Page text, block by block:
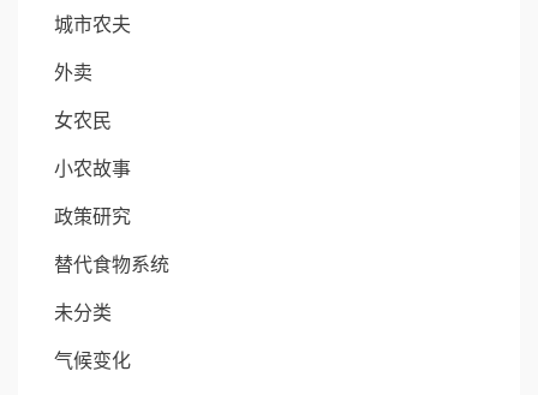
城市农夫
外卖
女农民
小农故事
政策研究
替代食物系统
未分类
气候变化